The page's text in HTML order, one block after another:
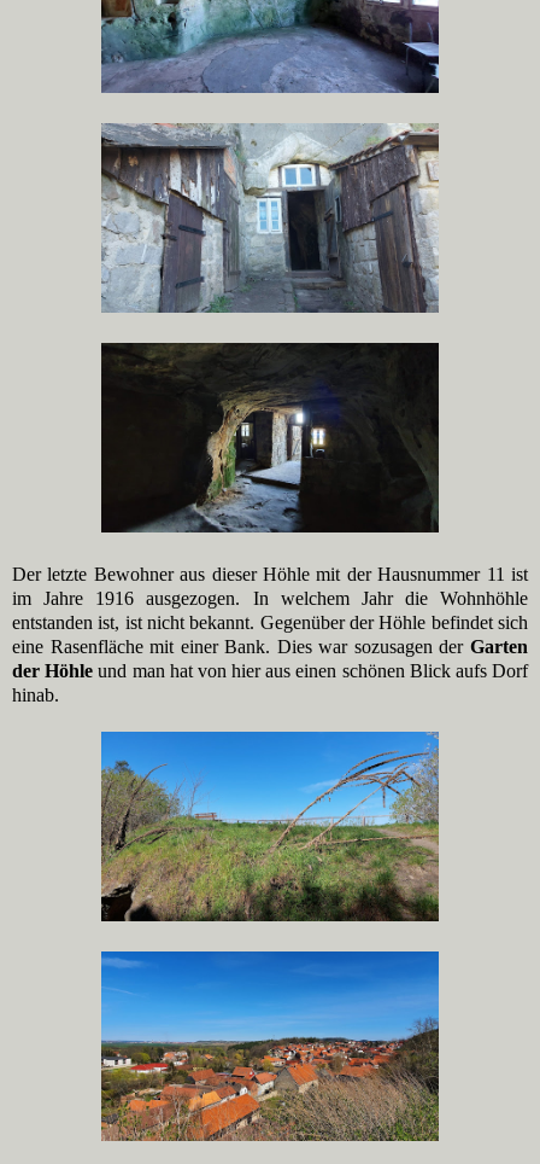
Der letzte Bewohner aus dieser Höhle mit der Hausnummer 11 ist
im Jahre 1916 ausgezogen. In welchem Jahr die Wohnhöhle
entstanden ist, ist nicht bekannt. Gegenüber der Höhle befindet sich
eine Rasenfläche mit einer Bank. Dies war sozusagen der Garten
der Höhle und man hat von hier aus einen schönen Blick aufs Dorf
hinab.